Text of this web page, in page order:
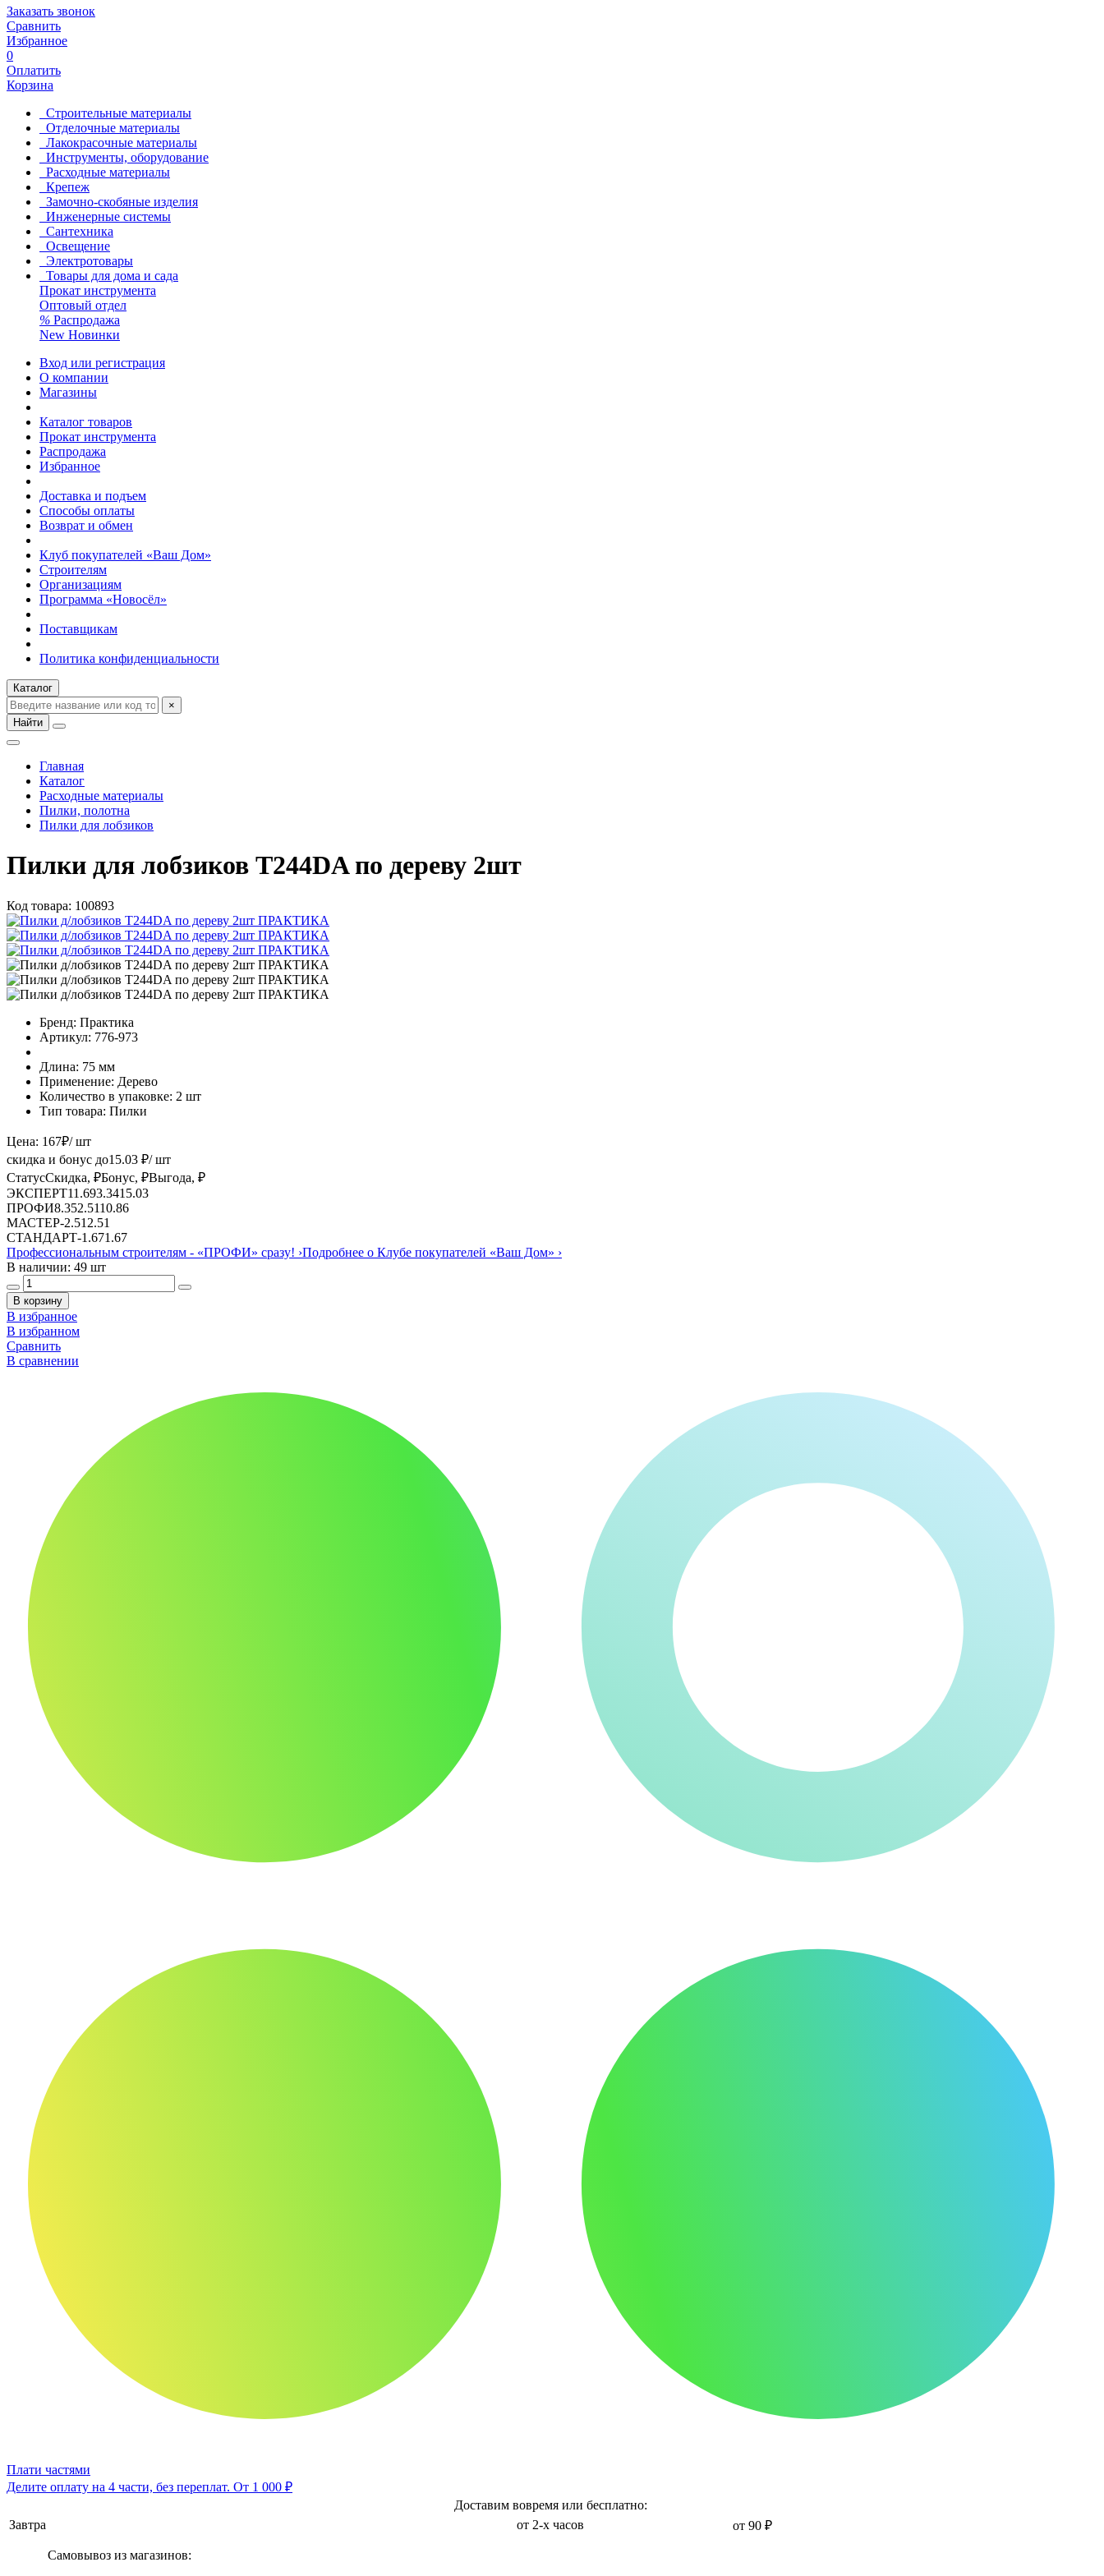
Заказать звонок
Сравнить
Избранное
0
Оплатить
Корзина
Строительные материалы
Отделочные материалы
Лакокрасочные материалы
Инструменты, оборудование
Расходные материалы
Крепеж
Замочно-скобяные изделия
Инженерные системы
Сантехника
Освещение
Электротовары
Товары для дома и сада
Прокат инструмента
Оптовый отдел
% Распродажа
New Новинки
Вход или регистрация
О компании
Магазины
Каталог товаров
Прокат инструмента
Распродажа
Избранное
Доставка и подъем
Способы оплаты
Возврат и обмен
Клуб покупателей «Ваш Дом»
Строителям
Организациям
Программа «Новосёл»
Поставщикам
Политика конфиденциальности
Каталог
×
Найти
Главная
Каталог
Расходные материалы
Пилки, полотна
Пилки для лобзиков
Пилки для лобзиков T244DA по дереву 2шт
Код товара: 100893
Бренд: Практика
Артикул: 776-973
Длина: 75 мм
Применение: Дерево
Количество в упаковке: 2 шт
Тип товара: Пилки
Цена: 167₽/ шт
скидка и бонус до15.03 ₽/ шт
СтатусСкидка, ₽Бонус, ₽Выгода, ₽
ЭКСПЕРТ11.693.3415.03
ПРОФИ8.352.5110.86
МАСТЕР-2.51 2.51
СТАНДАРТ-1.671.67
Профессиональным строителям - «ПРОФИ» сразу! ›Подробнее о Клубе покупателей «Ваш Дом» ›
В наличии: 49 шт
В корзину
В избранное
В избранном
Сравнить
В сравнении
Плати частями
Делите оплату на 4 части, без переплат. От 1 000 ₽
Доставим вовремя или бесплатно:
Завтра
от 2-х часов от 90 ₽
Самовывоз из магазинов: